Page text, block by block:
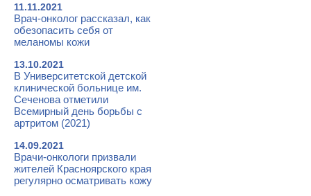
11.11.2021
Врач-онколог рассказал, как
обезопасить себя от
меланомы кожи
13.10.2021
В Университетской детской
клинической больнице им.
Сеченова отметили
Всемирный день борьбы с
артритом (2021)
14.09.2021
Врачи-онкологи призвали
жителей Красноярского края
регулярно осматривать кожу